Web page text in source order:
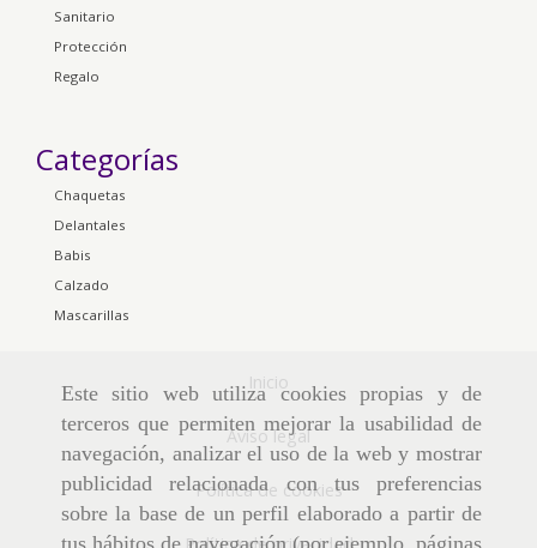
Este sitio web utiliza cookies propias y de
terceros que permiten mejorar la usabilidad de
navegación, analizar el uso de la web y mostrar
publicidad relacionada con tus preferencias
sobre la base de un perfil elaborado a partir de
Sanitario
Protección
Regalo
Categorías
Chaquetas
Delantales
Babis
Calzado
Mascarillas
Inicio
Aviso legal
Política de cookies
Política de privacidad